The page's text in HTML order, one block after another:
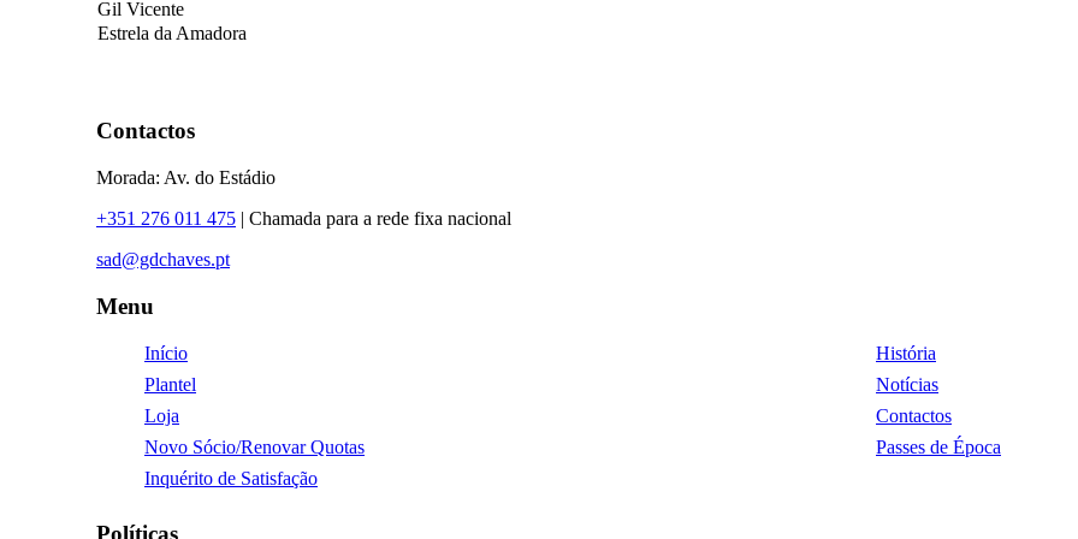
Gil Vicente
Estrela da Amadora
Contactos
Morada: Av. do Estádio
+351 276 011 475 | Chamada para a rede fixa nacional
sad@gdchaves.pt
Menu
Início
História
Plantel
Notícias
Loja
Contactos
Novo Sócio/Renovar Quotas
Passes de Época
Inquérito de Satisfação